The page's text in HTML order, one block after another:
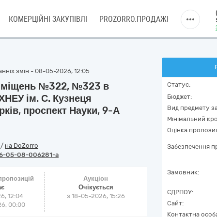
КОМЕРЦІЙНІ ЗАКУПІВЛІ PROZORRO.ПРОДАЖІ
змін - 08-05-2026, 12:05
№322, №323 в
ім. С. Кузнеця
проспект Науки, 9-А
/ на DoZorro
05-08-006281-a
12:04
00:00
Аукціон
Очікується
з 18-05-2026, 15:26
Статус:
Бюджет:
Вид предмету
Мінімальний
Оцінка
Забезпечення
Замовник:
ЄДРПОУ:
Сайт:
Контактна